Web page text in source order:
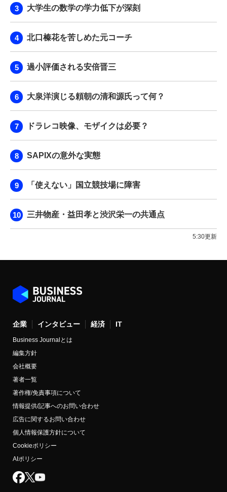
大学生の数学の学力低下が深刻
北口榛花を苦しめた元コーチ
過小評価される安倍晋三
大泉洋演じる頼朝の清和源氏って何？
ドラレコ映像、モザイクは必要？
SAPIXの意外な実態
「使えない」国立競技場に障害
三井物産・益田孝と渋沢栄一の共通点
5:30更新
企業 インタビュー 経済 IT
Business Journalとは
編集方針
会社概要
著者一覧
著作権/免責事項について
情報提供/記事へのお問い合わせ
広告に関するお問い合わせ
個人情報保護方針について
Cookieポリシー
AIポリシー